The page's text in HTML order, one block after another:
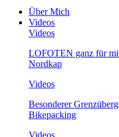
Über Mich
Videos
Videos
LOFOTEN ganz für
Nordkap
Videos
Besonderer
Bikepacking
Videos